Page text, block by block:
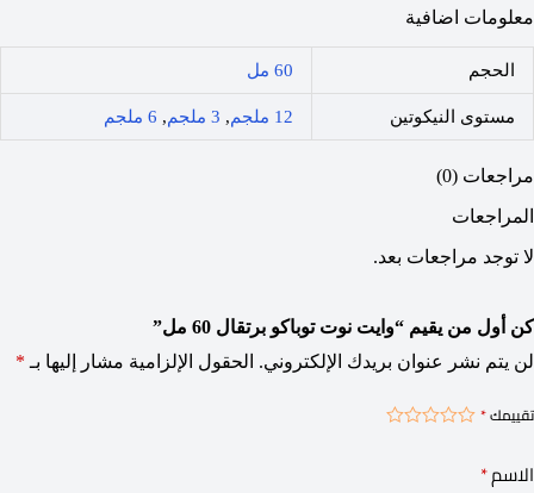
معلومات اضافية
الحجم 60 مل
مستوى النيكوتين 12 ملجم , 3 ملجم , 6 ملجم
مراجعات (0)
المراجعات
لا توجد مراجعات بعد.
كن أول من يقيم “وايت نوت توباكو برتقال 60 مل”
لن يتم نشر عنوان بريدك الإلكتروني. الحقول الإلزامية مشار إليها بـ *
تقييمك*
الاسم*